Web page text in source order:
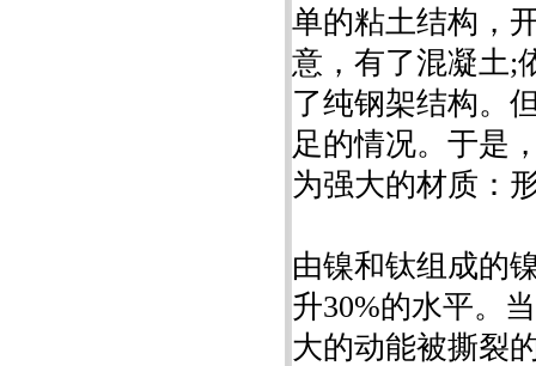
单的粘土结构，
意，有了混凝土;
了纯钢架结构。
足的情况。于是
为强大的材质：
由镍和钛组成的
升30%的水平。
大的动能被撕裂